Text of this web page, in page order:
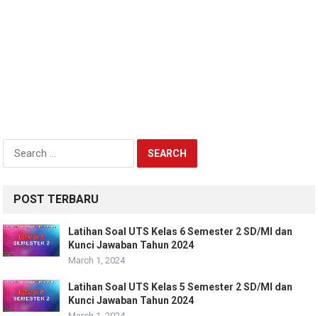
Search
for:
POST TERBARU
Latihan Soal UTS Kelas 6 Semester 2 SD/MI dan
Kunci Jawaban Tahun 2024
March 1, 2024
Latihan Soal UTS Kelas 5 Semester 2 SD/MI dan
Kunci Jawaban Tahun 2024